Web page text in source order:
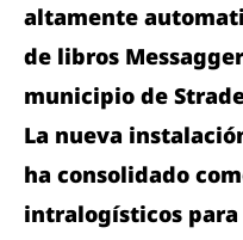
altamente
de libros
municipio de
La nueva
ha consolidado
intralogísticos para